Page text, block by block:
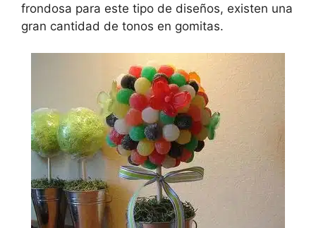
frondosa para este tipo de diseños, existen una
gran cantidad de tonos en gomitas.